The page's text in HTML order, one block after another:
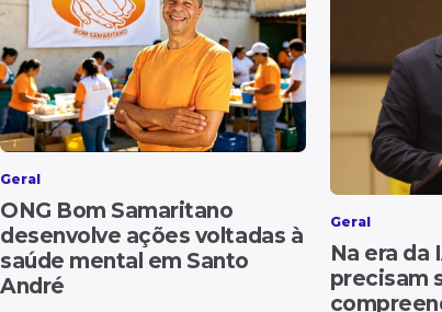
Geral
ONG Bom Samaritano
desenvolve ações voltadas à
saúde mental em Santo
André
Geral
Na era da
precisam